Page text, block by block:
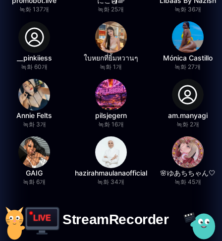
녹화 137개 녹화 25개 녹화 36개
__pinkiiess
녹화 60개
ใบหยกที่ยิ้มหวานๆ
녹화 1개
Mónica Castillo
녹화 27개
Annie Felts
녹화 3개
pilsjegern
녹화 16개
am.manyagi
녹화 2개
GAIG
녹화 6개
hazirahmaulanaofficial
녹화 34개
🌸ゆあちちゃん🤍
녹화 45개